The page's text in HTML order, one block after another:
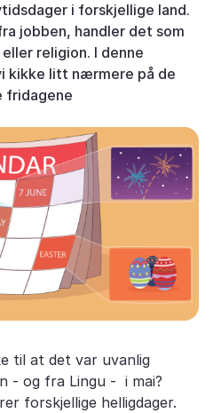
i forskjellige land.
jobben, handler det som
religion. I denne
kikke litt nærmere på de
fridagene
til at det var uvanlig
- og fra Lingu - i mai?
forskjellige helligdager.